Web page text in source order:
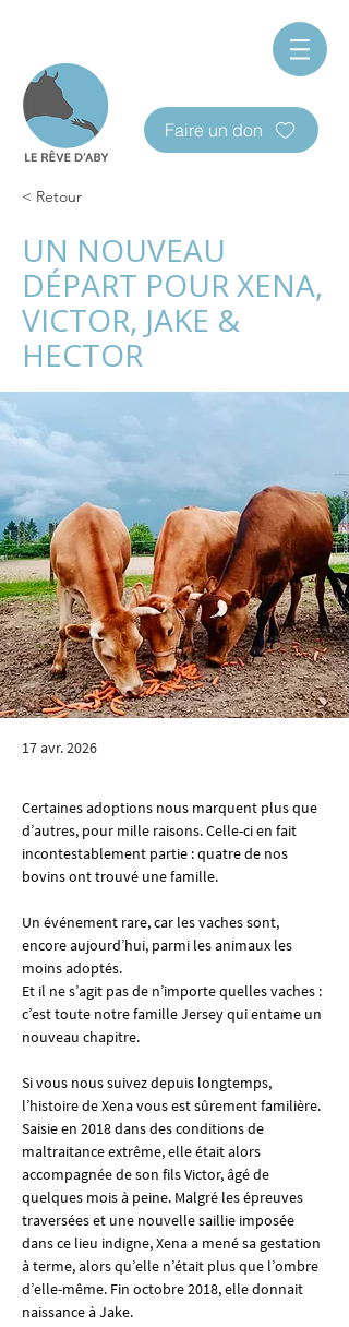
Faire un don
< Retour
UN NOUVEAU
DÉPART POUR XENA,
VICTOR, JAKE &
HECTOR
17 avr. 2026
Certaines adoptions nous marquent plus que
d’autres, pour mille raisons. Celle-ci en fait
incontestablement partie : quatre de nos
bovins ont trouvé une famille.
Un événement rare, car les vaches sont,
encore aujourd’hui, parmi les animaux les
moins adoptés.
Et il ne s’agit pas de n’importe quelles vaches :
c’est toute notre famille Jersey qui entame un
nouveau chapitre.
Si vous nous suivez depuis longtemps,
l’histoire de Xena vous est sûrement familière.
Saisie en 2018 dans des conditions de
maltraitance extrême, elle était alors
accompagnée de son fils Victor, âgé de
quelques mois à peine. Malgré les épreuves
traversées et une nouvelle saillie imposée
dans ce lieu indigne, Xena a mené sa gestation
à terme, alors qu’elle n’était plus que l’ombre
d’elle-même. Fin octobre 2018, elle donnait
naissance à Jake.